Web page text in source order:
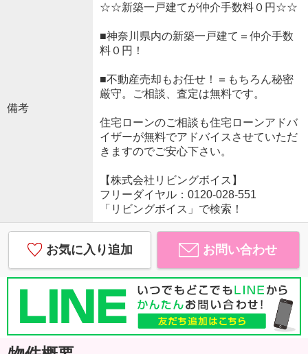
備考
☆☆新築一戸建てが仲介手数料０円☆☆
■神奈川県内の新築一戸建て＝仲介手数
料０円！
■不動産売却もお任せ！＝もちろん秘密
厳守。ご相談、査定は無料です。
住宅ローンのご相談も住宅ローンアドバ
イザーが無料でアドバイスさせていただ
きますのでご安心下さい。
【株式会社リビングボイス】
フリーダイヤル：0120-028-551
「リビングボイス」で検索！
お気に入り追加 お問い合わせ